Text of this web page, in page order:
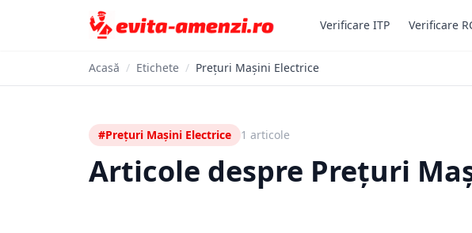
Verificare ITP Verificare
Acasă / Etichete / Prețuri Mașini Electrice
#Prețuri Mașini Electrice 1 articole
Articole despre Prețuri